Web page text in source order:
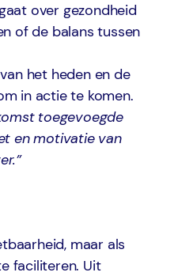
over gezondheid
of de balans tussen
het heden en de
in actie te komen.
toegevoegde
en motivatie van
maar als
faciliteren. Uit